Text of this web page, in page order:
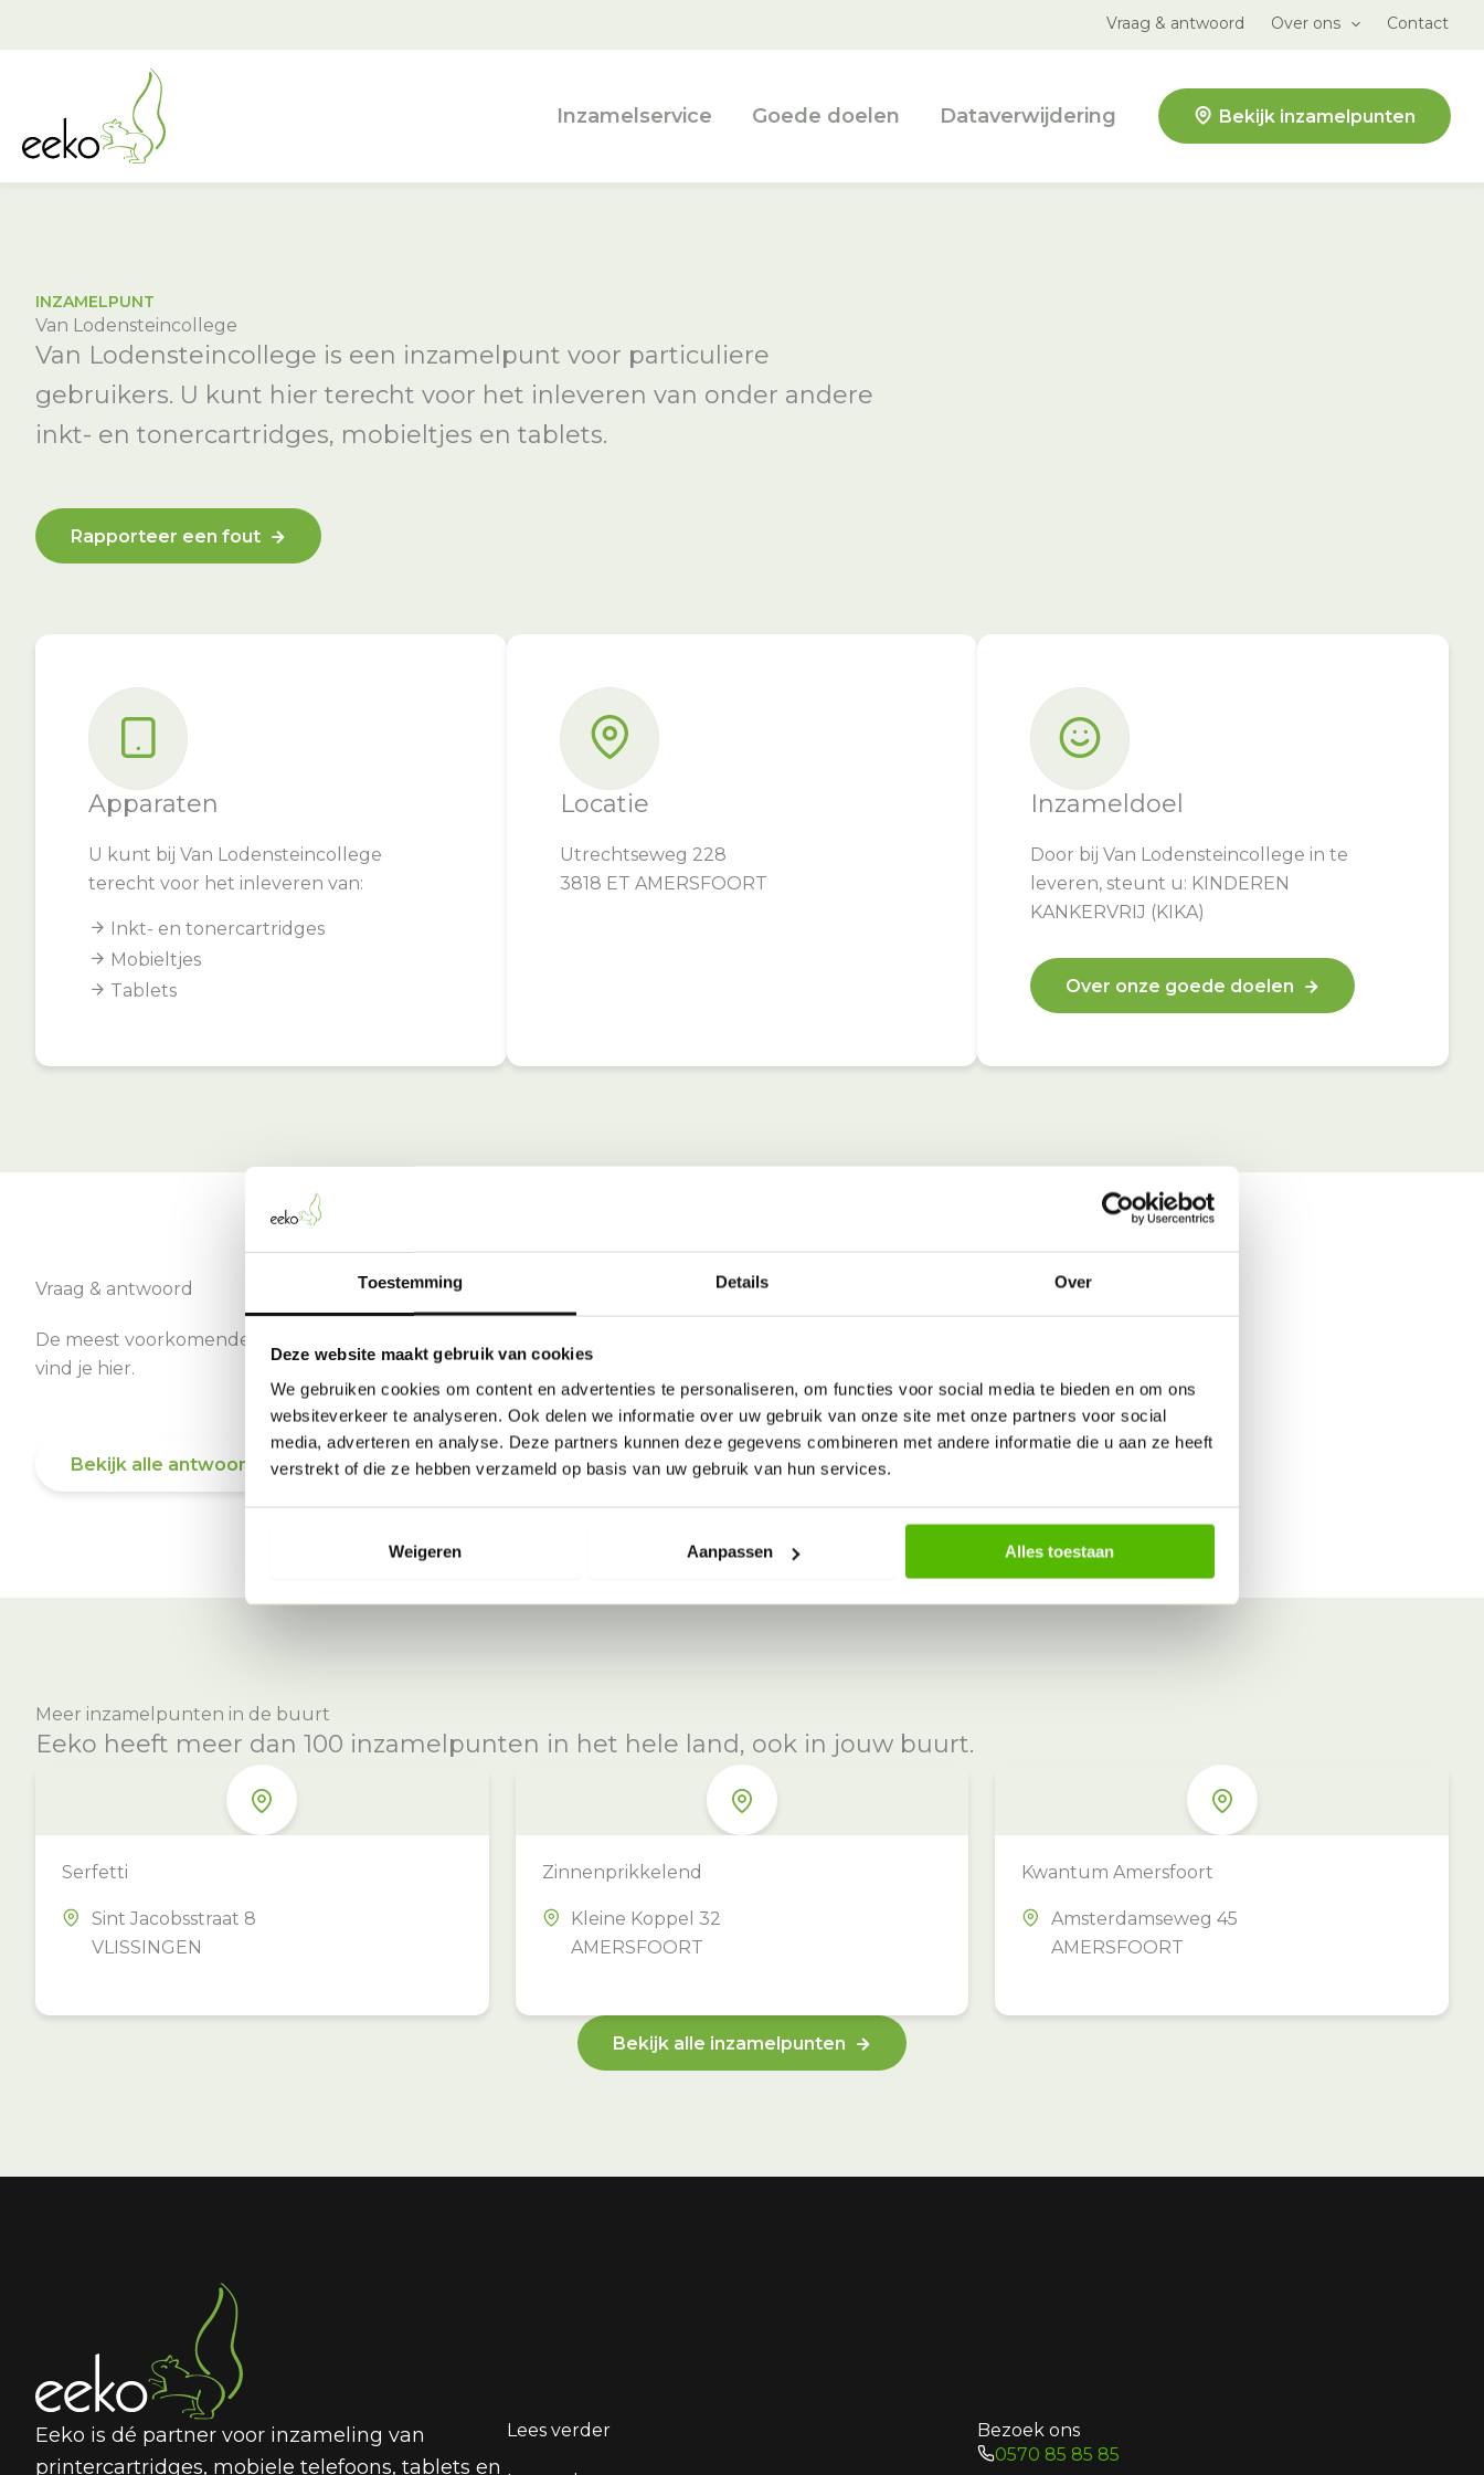
Toestemming Details Over
Deze website maakt gebruik van cookies
We gebruiken cookies om content en advertenties te personaliseren, om functies voor social media te bieden en om ons
websiteverkeer te analyseren. Ook delen we informatie over uw gebruik van onze site met onze partners voor social
media, adverteren en analyse. Deze partners kunnen deze gegevens combineren met andere informatie die u aan ze heeft
verstrekt of die ze hebben verzameld op basis van uw gebruik van hun services.
Weigeren Aanpassen Alles toestaan
Vraag & antwoord Over ons Contact
Inzamelservice Goede doelen Dataverwijdering Bekijk inzamelpunten
INZAMELPUNT
Van Lodensteincollege
Van Lodensteincollege is een inzamelpunt voor particuliere
gebruikers. U kunt hier terecht voor het inleveren van onder andere
inkt- en tonercartridges, mobieltjes en tablets.
Rapporteer een fout
Apparaten
U kunt bij Van Lodensteincollege
terecht voor het inleveren van:
Inkt- en tonercartridges
Mobieltjes
Tablets
Locatie
Utrechtseweg 228
3818 ET AMERSFOORT
Inzameldoel
Door bij Van Lodensteincollege in te
leveren, steunt u: KINDEREN
KANKERVRIJ (KIKA)
Over onze goede doelen
Vraag & antwoord
De meest voorkomende vragen over onze dienst
vind je hier.
Bekijk alle antwoorden
Meer inzamelpunten in de buurt
Eeko heeft meer dan 100 inzamelpunten in het hele land, ook in jouw buurt.
Serfetti
Sint Jacobsstraat 8
VLISSINGEN
Zinnenprikkelend
Kleine Koppel 32
AMERSFOORT
Kwantum Amersfoort
Amsterdamseweg 45
AMERSFOORT
Bekijk alle inzamelpunten
Eeko is dé partner voor inzameling van
printercartridges, mobiele telefoons, tablets en
Lees verder
Bezoek ons
0570 85 85 85